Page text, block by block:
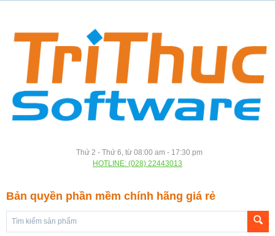
Thứ 2 - Thứ 6, từ 08:00 am - 17:30 pm
HOTLINE: (028) 22443013
Bản quyền phần mềm chính hãng giá rẻ